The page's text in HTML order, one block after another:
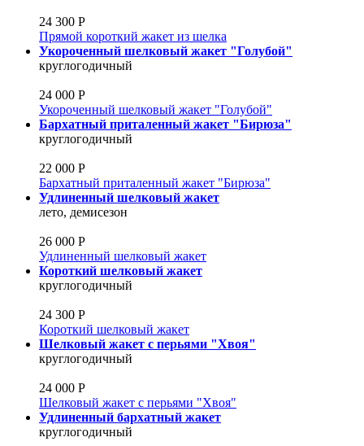
24 300 Р
Прямой короткий жакет из шелка
Укороченный шелковый жакет "Голубой"
круглогодичный
24 000 Р
Укороченный шелковый жакет "Голубой"
Бархатный приталенный жакет "Бирюза"
круглогодичный
22 000 Р
Бархатный приталенный жакет "Бирюза"
Удлиненный шелковый жакет
лето, демисезон
26 000 Р
Удлиненный шелковый жакет
Короткий шелковый жакет
круглогодичный
24 300 Р
Короткий шелковый жакет
Шелковый жакет с перьями "Хвоя"
круглогодичный
24 000 Р
Шелковый жакет с перьями "Хвоя"
Удлиненный бархатный жакет
круглогодичный